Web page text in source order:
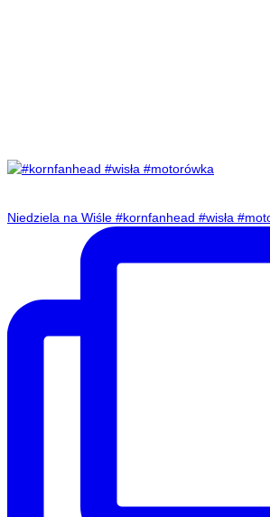
Niedziela na Wiśle #kornfanhead #wisła